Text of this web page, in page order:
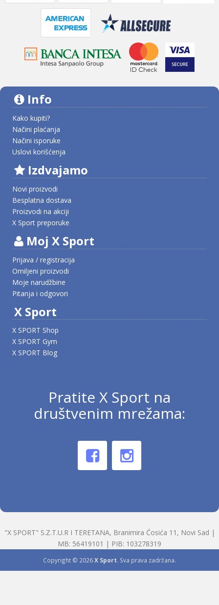
Info
Kako kupiti?
Načini plaćanja
Načini isporuke
Uslovi korišćenja
Izdvajamo
Novi proizvodi
Besplatna dostava
Proizvodi na akciji
X Sport preporuke
Moj X Sport
Prijava / registracija
Omiljeni proizvodi
Moje narudžbine
Pitanja i odgovori
X Sport
X SPORT Shop
X SPORT Gym
X SPORT Blog
Pratite X Sport na
društvenim mrežama:
"X SPORT" S.Z.T.U.R I TERETANA, Branimira Ćosića 11, Novi Sad |
MB: 56419101 | PIB: 103278319
Copyright © 2026X Sport. Sva prava zadržana.